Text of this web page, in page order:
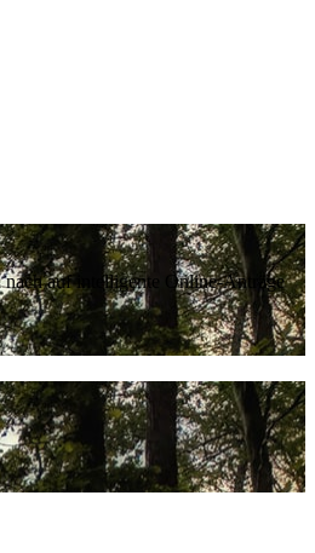
auf intelligente Online-Anträge